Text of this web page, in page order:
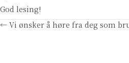
God lesing!
Posts
← Vi ønsker å høre fra deg som